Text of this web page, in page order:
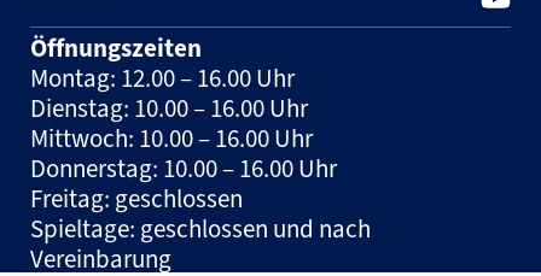
Öffnungszeiten
Montag: 12.00 – 16.00 Uhr
Dienstag: 10.00 – 16.00 Uhr
Mittwoch: 10.00 – 16.00 Uhr
Donnerstag: 10.00 – 16.00 Uhr
Freitag: geschlossen
Spieltage: geschlossen und nach
Vereinbarung